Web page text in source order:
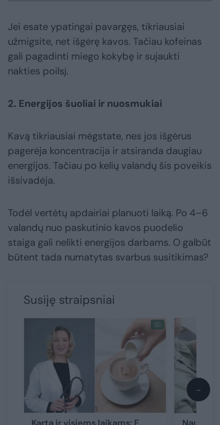
Jei esate ypatingai pavargęs, tikriausiai
užmigsite, net išgėrę kavos. Tačiau kofeinas
gali pagadinti miego kokybę ir sujaukti
nakties poilsį.
2. Energijos šuoliai ir nuosmukiai
Kavą tikriausiai mėgstate, nes jos išgėrus
pagerėja koncentracija ir atsiranda daugiau
energijos. Tačiau po kelių valandų šis poveikis
išsivadėja.
Todėl vertėtų apdairiai planuoti laiką. Po 4–6
valandų nuo paskutinio kavos puodelio
staiga gali nelikti energijos darbams. O galbūt
būtent tada numatytas svarbus susitikimas?
Susiję straipsniai
→